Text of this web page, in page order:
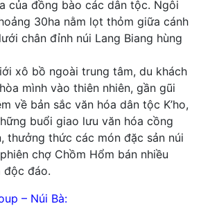
của đồng bào các dân tộc. Ngôi
30ha nằm lọt thỏm giữa cánh
chân đỉnh núi Lang Biang hùng
xô bồ ngoài trung tâm, du khách
mình vào thiên nhiên, gần gũi
về bản sắc văn hóa dân tộc K’ho,
buổi giao lưu văn hóa cồng
thưởng thức các món đặc sản núi
chợ Chồm Hổm bán nhiều
độc đáo.
– Núi Bà: